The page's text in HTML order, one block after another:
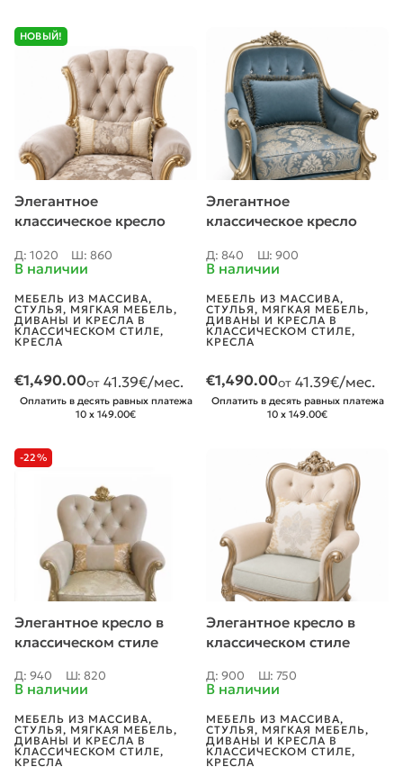
НОВЫЙ!
Элегантное
классическое кресло
Д: 1020 Ш: 860
В наличии
МЕБЕЛЬ ИЗ МАССИВА,
СТУЛЬЯ , МЯГКАЯ МЕБЕЛЬ,
ДИВАНЫ И КРЕСЛА В
КЛАССИЧЕСКОМ СТИЛЕ,
КРЕСЛА
€1,490.00от 41.39€/мес.
Оплатить в десять равных платежа
10 x 149.00€
Элегантное
классическое кресло
Д: 840 Ш: 900
В наличии
МЕБЕЛЬ ИЗ МАССИВА,
СТУЛЬЯ , МЯГКАЯ МЕБЕЛЬ,
ДИВАНЫ И КРЕСЛА В
КЛАССИЧЕСКОМ СТИЛЕ,
КРЕСЛА
€1,490.00от 41.39€/мес.
Оплатить в десять равных платежа
10 x 149.00€
-22%
Элегантное кресло в
классическом стиле
Д: 940 Ш: 820
В наличии
МЕБЕЛЬ ИЗ МАССИВА,
СТУЛЬЯ, МЯГКАЯ МЕБЕЛЬ,
ДИВАНЫ И КРЕСЛА В
КЛАССИЧЕСКОМ СТИЛЕ,
КРЕСЛА
Элегантное кресло в
классическом стиле
Д: 900 Ш: 750
В наличии
МЕБЕЛЬ ИЗ МАССИВА,
СТУЛЬЯ, МЯГКАЯ МЕБЕЛЬ,
ДИВАНЫ И КРЕСЛА В
КЛАССИЧЕСКОМ СТИЛЕ,
КРЕСЛА